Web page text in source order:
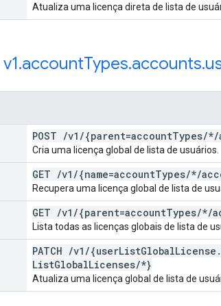
Atualiza uma licença direta de lista de
v1.accountTypes.accounts.
POST /v1 /{parent=accountTypes/*/
Cria uma licença global de lista de usuários.
GET /v1 /{name=accountTypes/*/
Recupera uma licença global de lista de
GET /v1 /{parent=accountTypes/*/
Lista todas as licenças globais de lista de
PATCH /v1 /{userListGlobalLicense .
ListGlobalLicenses/*}
Atualiza uma licença global de lista de